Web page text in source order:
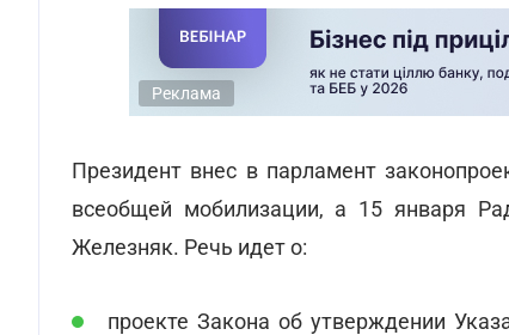
Реклама
Президент внес в парламент
всеобщей мобилизации, а 15 января
Железняк. Речь идет о:
проекте Закона об утверждении